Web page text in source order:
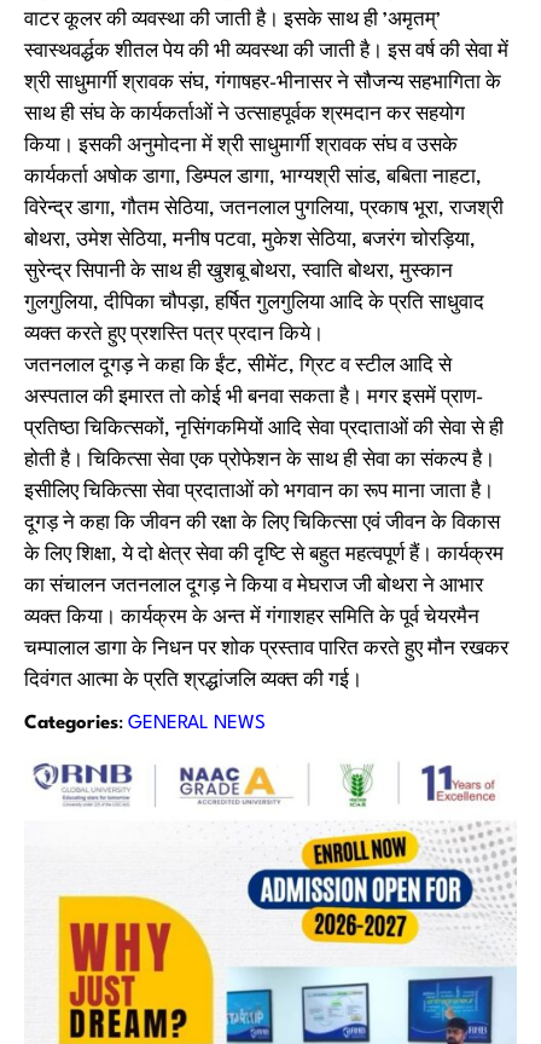
वाटर कूलर की व्यवस्था की जाती है। इसके साथ ही ’अमृतम्’
स्वास्थवर्द्धक शीतल पेय की भी व्यवस्था की जाती है। इस वर्ष की सेवा में
श्री साधुमार्गी श्रावक संघ, गंगाषहर-भीनासर ने सौजन्य सहभागिता के
साथ ही संघ के कार्यकर्ताओं ने उत्साहपूर्वक श्रमदान कर सहयोग
किया। इसकी अनुमोदना में श्री साधुमार्गी श्रावक संघ व उसके
कार्यकर्ता अषोक डागा, डिम्पल डागा, भाग्यश्री सांड, बबिता नाहटा,
विरेन्द्र डागा, गौतम सेठिया, जतनलाल पुगलिया, प्रकाष भूरा, राजश्री
बोथरा, उमेश सेठिया, मनीष पटवा, मुकेश सेठिया, बजरंग चोरड़िया,
सुरेन्द्र सिपानी के साथ ही खुशबू बोथरा, स्वाति बोथरा, मुस्कान
गुलगुलिया, दीपिका चौपड़ा, हर्षित गुलगुलिया आदि के प्रति साधुवाद
व्यक्त करते हुए प्रशस्ति पत्र प्रदान किये।
जतनलाल दूगड़ ने कहा कि ईंट, सीमेंट, ग्रिट व स्टील आदि से
अस्पताल की इमारत तो कोई भी बनवा सकता है। मगर इसमें प्राण-
प्रतिष्ठा चिकित्सकों, नृसिंगकमियों आदि सेवा प्रदाताओं की सेवा से ही
होती है। चिकित्सा सेवा एक प्रोफेशन के साथ ही सेवा का संकल्प है।
इसीलिए चिकित्सा सेवा प्रदाताओं को भगवान का रूप माना जाता है।
दूगड़ ने कहा कि जीवन की रक्षा के लिए चिकित्सा एवं जीवन के विकास
के लिए शिक्षा, ये दो क्षेत्र सेवा की दृष्टि से बहुत महत्वपूर्ण हैं। कार्यक्रम
का संचालन जतनलाल दूगड़ ने किया व मेघराज जी बोथरा ने आभार
व्यक्त किया। कार्यक्रम के अन्त में गंगाशहर समिति के पूर्व चेयरमैन
चम्पालाल डागा के निधन पर शोक प्रस्ताव पारित करते हुए मौन रखकर
दिवंगत आत्मा के प्रति श्रद्धांजलि व्यक्त की गई।
Categories: GENERAL NEWS